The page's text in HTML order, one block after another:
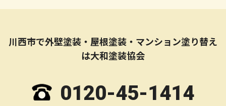
川西市で外壁塗装・屋根塗装・マンション塗り替え
は大和塗装協会
0120-45-1414